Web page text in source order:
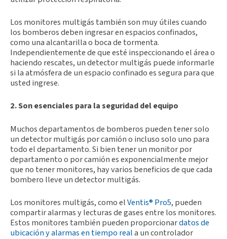
Los monitores multigás también son muy útiles cuando
los bomberos deben ingresar en espacios confinados,
como una alcantarilla o boca de tormenta.
Independientemente de que esté inspeccionando el área o
haciendo rescates, un detector multigás puede informarle
si la atmósfera de un espacio confinado es segura para que
usted ingrese.
2. Son esenciales para la seguridad del equipo
Muchos departamentos de bomberos pueden tener solo
un detector multigás por camión o incluso solo uno para
todo el departamento. Si bien tener un monitor por
departamento o por camión es exponencialmente mejor
que no tener monitores, hay varios beneficios de que cada
bombero lleve un detector multigás.
Los monitores multigás, como elVentis® Pro5, pueden
compartir alarmas y lecturas de gases entre los monitores.
Estos monitores también pueden proporcionardatos de
ubicación y alarmas en tiempo reala un controlador